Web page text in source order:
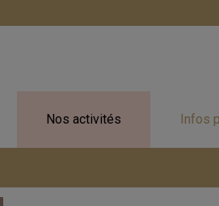
Nos activités Infos